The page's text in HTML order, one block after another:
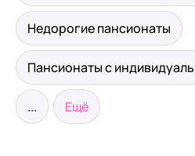
Недорогие пансионаты
Пансионаты с
... Ещё